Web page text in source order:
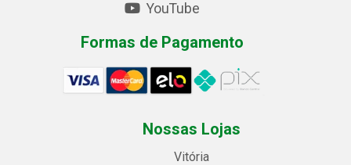
YouTube
Formas de Pagamento
Nossas Lojas
Vitória